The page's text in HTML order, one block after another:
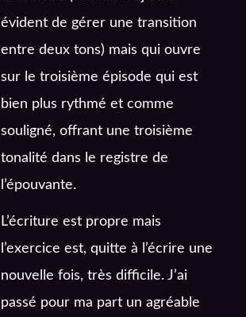
évident de gérer une transition
entre deux tons) mais qui ouvre
sur le troisième épisode qui est
bien plus rythmé et comme
souligné, offrant une troisième
tonalité dans le registre de
l’épouvante.
L’écriture est propre mais
l’exercice est, quitte à l’écrire une
nouvelle fois, très difficile. J’ai
passé pour ma part un agréable